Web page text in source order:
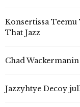
Konsertissa
That Jazz
Chad
Jazzyhtye Decoy